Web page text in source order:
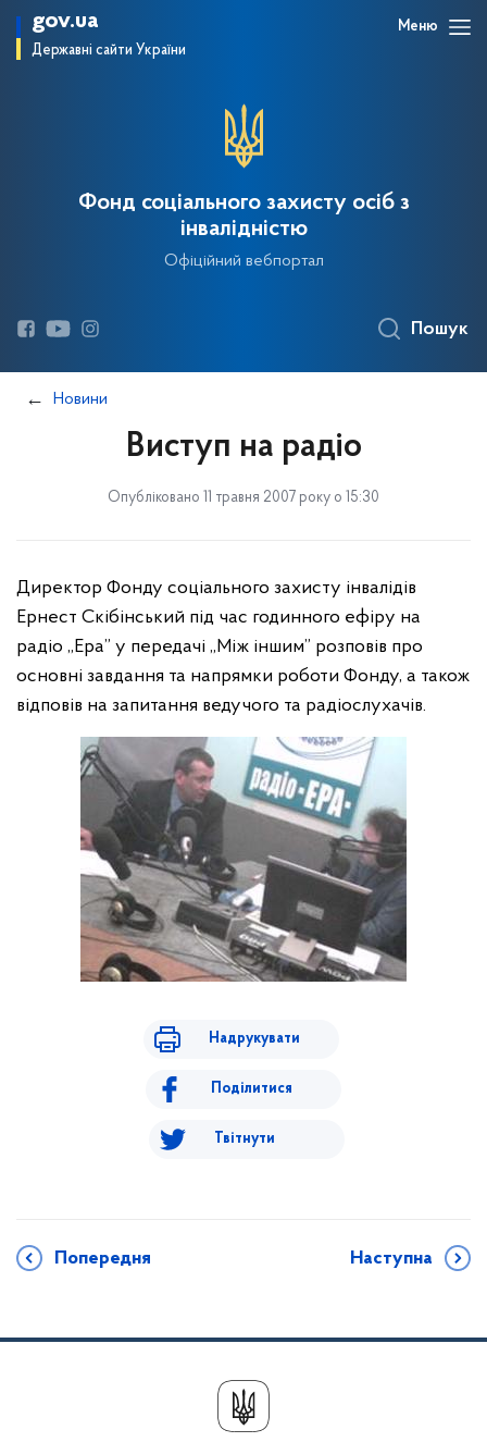
gov.ua
Державні сайти України
Меню
Фонд соціального захисту осіб з
інвалідністю
Офіційний вебпортал
Пошук
Новини
Виступ на радіо
Опубліковано 11 травня 2007 року о 15:30
Директор Фонду соціального захисту інвалідів
Ернест Скібінський під час годинного ефіру на
радіо „Ера” у передачі „Між іншим” розповів про
основні завдання та напрямки роботи Фонду, а також
відповів на запитання ведучого та радіослухачів.
Надрукувати
Поділитися
Твітнути
Попередня Наступна